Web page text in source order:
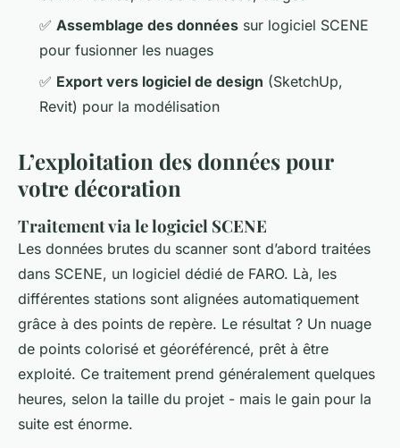
✅ Assemblage des données sur logiciel SCENE
pour fusionner les nuages
✅ Export vers logiciel de design (SketchUp,
Revit) pour la modélisation
L’exploitation des données pour
votre décoration
Traitement via le logiciel SCENE
Les données brutes du scanner sont d’abord traitées
dans SCENE, un logiciel dédié de FARO. Là, les
différentes stations sont alignées automatiquement
grâce à des points de repère. Le résultat ? Un nuage
de points colorisé et géoréférencé, prêt à être
exploité. Ce traitement prend généralement quelques
heures, selon la taille du projet - mais le gain pour la
suite est énorme.